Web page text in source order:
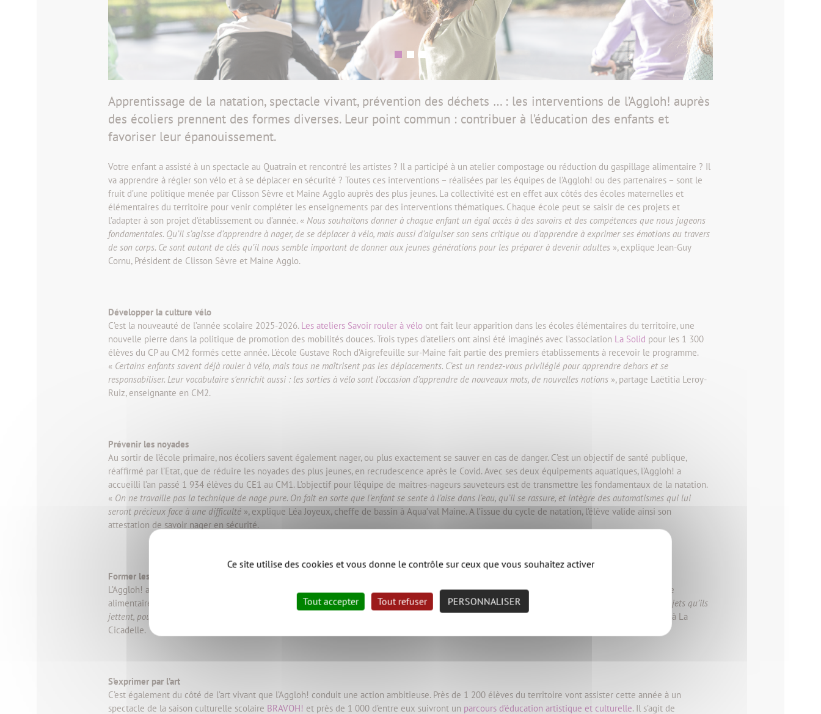
Apprentissage de la natation, spectacle vivant, prévention des déchets … : les interventions de l’Aggloh! auprès
des écoliers prennent des formes diverses. Leur point commun : contribuer à l’éducation des enfants et
favoriser leur épanouissement.
Votre enfant a assisté à un spectacle au Quatrain et rencontré les artistes ? Il a participé à un atelier compostage ou réduction du gaspillage alimentaire ? Il
va apprendre à régler son vélo et à se déplacer en sécurité ? Toutes ces interventions – réalisées par les équipes de l’Aggloh! ou des partenaires – sont le
fruit d’une politique menée par Clisson Sèvre et Maine Agglo auprès des plus jeunes. La collectivité est en effet aux côtés des écoles maternelles et
élémentaires du territoire pour venir compléter les enseignements par des interventions thématiques. Chaque école peut se saisir de ces projets et
l’adapter à son projet d’établissement ou d’année. « Nous souhaitons donner à chaque enfant un égal accès à des savoirs et des compétences que nous jugeons
fondamentales. Qu’il s’agisse d’apprendre à nager, de se déplacer à vélo, mais aussi d’aiguiser son sens critique ou d’apprendre à exprimer ses émotions au travers
de son corps. Ce sont autant de clés qu’il nous semble important de donner aux jeunes générations pour les préparer à devenir adultes », explique Jean-Guy
Cornu, Président de Clisson Sèvre et Maine Agglo.
Développer la culture vélo
C’est la nouveauté de l’année scolaire 2025-2026. Les ateliers Savoir rouler à vélo ont fait leur apparition dans les écoles élémentaires du territoire, une
nouvelle pierre dans la politique de promotion des mobilités douces. Trois types d’ateliers ont ainsi été imaginés avec l’association La Solid pour les 1 300
élèves du CP au CM2 formés cette année. L’école Gustave Roch d’Aigrefeuille sur-Maine fait partie des premiers établissements à recevoir le programme.
« Certains enfants savent déjà rouler à vélo, mais tous ne maîtrisent pas les déplacements. C’est un rendez-vous privilégié pour apprendre dehors et se
responsabiliser. Leur vocabulaire s'enrichit aussi : les sorties à vélo sont l’occasion d’apprendre de nouveaux mots, de nouvelles notions », partage Laëtitia Leroy-
Ruiz, enseignante en CM2.
Prévenir les noyades
Au sortir de l’école primaire, nos écoliers savent également nager, ou plus exactement se sauver en cas de danger. C’est un objectif de santé publique,
réaffirmé par l’Etat, que de réduire les noyades des plus jeunes, en recrudescence après le Covid. Avec ses deux équipements aquatiques, l’Aggloh! a
accueilli l’an passé 1 934 élèves du CE1 au CM1. L’objectif pour l’équipe de maitres-nageurs sauveteurs est de transmettre les fondamentaux de la natation.
« On ne travaille pas la technique de nage pure. On fait en sorte que l’enfant se sente à l’aise dans l’eau, qu’il se rassure, et intègre des automatismes qui lui
seront précieux face à une difficulté », explique Léa Joyeux, cheffe de bassin à Aqua’val Maine. A l’issue du cycle de natation, l’élève valide ainsi son
attestation de savoir nager en sécurité.
Former les citoyens de demain
L’Aggloh! a ainsi missionné l’association
La Cicadellepour mener dans les écoles des ateliers sur la réduction des déchets à la source, le gaspillage
alimentaire et le compostage. «
On passe systématiquement par le jeu pour intéresser les enfants. On les invite à s’interroger sur la fabrication des objets qu’ils
jettent, pour leur faire prendre conscience que chaque objet a nécessité le prélèvement de matières premières», explique Titouan Doussin, animateur à La
Cicadelle.
S’exprimer par l’art
C’est également du côté de l’art vivant que l’Aggloh! conduit une action ambitieuse. Près de 1 200 élèves du territoire vont assister cette année à un
spectacle de la saison culturelle scolaire BRAVOH! et près de 1 000 d’entre eux suivront un parcours d’éducation artistique et culturelle. Il s’agit de
Ce site utilise des cookies et vous donne le contrôle sur ceux que vous souhaitez activer
Tout accepter Tout refuser PERSONNALISER